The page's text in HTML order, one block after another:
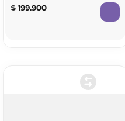
$199.900